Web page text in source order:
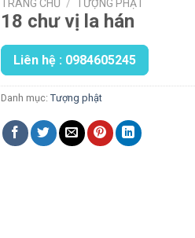
TRANG CHỦ / TƯỢNG PHẬT
18 chư vị la hán
Liên hệ : 0984605245
Danh mục: Tượng phật